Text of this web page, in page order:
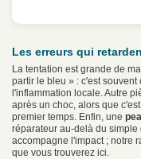
Les erreurs qui
La tentation est grande de
partir le bleu » : c'est
l'inflammation locale. Autre
après un choc, alors que
premier temps. Enfin, une
réparateur au-delà du
accompagne l'impact ; notre
que vous trouverez ici.